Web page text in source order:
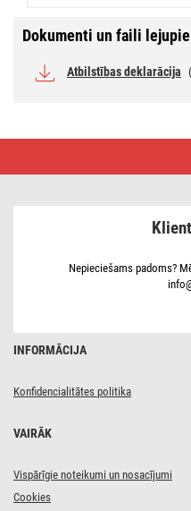
Dokumenti un faili
Atbilstības deklarācija
INFORMĀCIJA
Konfidencialitātes politika
VAIRĀK
Vispārīgie noteikumi un nosacījumi
Cookies
Nepieciešams padoms?